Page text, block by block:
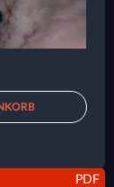
PDF